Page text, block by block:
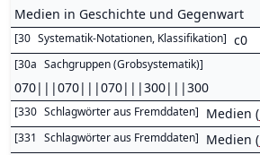
Medien in Geschichte und Gegenwart
[30 Systematik-Notationen, Klassifikation] c0
[30a Sachgruppen (Grobsystematik)]
070|||070|||070|||300|||300
[330 Schlagwörter aus Fremddaten] Medien (
[331 Schlagwörter aus Fremddaten] Medien (